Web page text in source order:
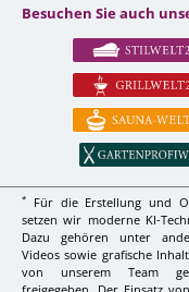
Besuchen Sie auch
*
Für die Erstellung und
setzen wir moderne KI-
Dazu gehören unter
Videos sowie grafische
von unserem Team